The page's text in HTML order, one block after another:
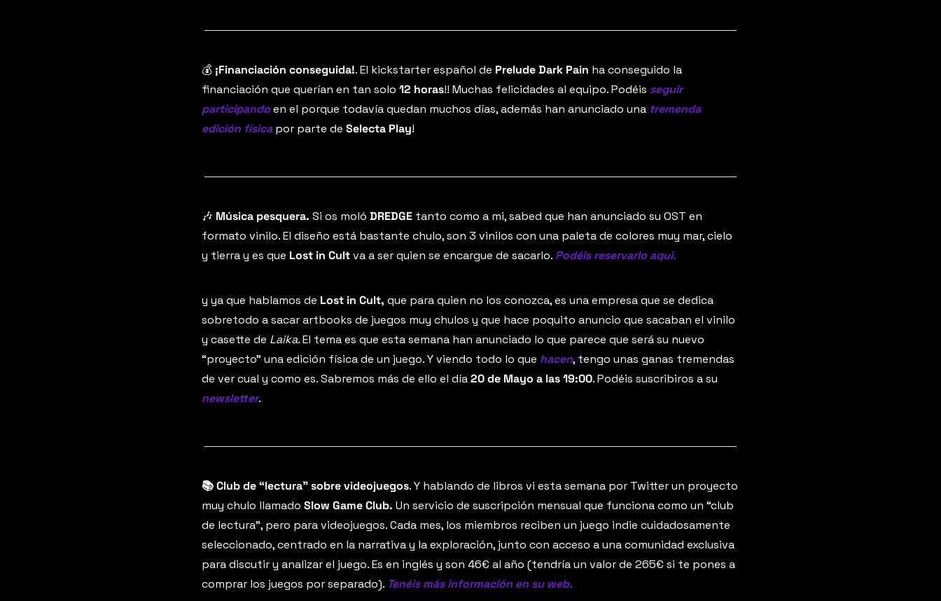
💰 ¡Financiación conseguida!. El kickstarter español de Prelude Dark Pain ha conseguido la
financiación que querían en tan solo 12 horas!! Muchas felicidades al equipo. Podéis seguir
participando en el porque todavía quedan muchos días, además han anunciado una tremenda
edición física por parte de Selecta Play!
🎶 Música pesquera. Si os moló DREDGE tanto como a mi, sabed que han anunciado su OST en
formato vinilo. El diseño está bastante chulo, son 3 vinilos con una paleta de colores muy mar, cielo
y tierra y es que Lost in Cult va a ser quien se encargue de sacarlo. Podéis reservarlo aqui.
y ya que hablamos de Lost in Cult, que para quien no los conozca, es una empresa que se dedica
sobretodo a sacar artbooks de juegos muy chulos y que hace poquito anuncio que sacaban el vinilo
y casette de Laika. El tema es que esta semana han anunciado lo que parece que será su nuevo
“proyecto” una edición física de un juego. Y viendo todo lo que hacen, tengo unas ganas tremendas
de ver cual y como es. Sabremos más de ello el día 20 de Mayo a las 19:00
newsletter.
📚 Club de “lectura” sobre videojuegos. Y hablando de libros vi esta semana por Twitter un proyecto
muy chulo llamado Slow Game Club. Un servicio de suscripción mensual que funciona como un “club
de lectura”, pero para videojuegos. Cada mes, los miembros reciben un juego indie cuidadosamente
seleccionado, centrado en la narrativa y la exploración, junto con acceso a una comunidad exclusiva
para discutir y analizar el juego. Es en inglés y son 46€ al año (tendría un valor de 265€ si te pones a
comprar los juegos por separado). Tenéis más información en su web.